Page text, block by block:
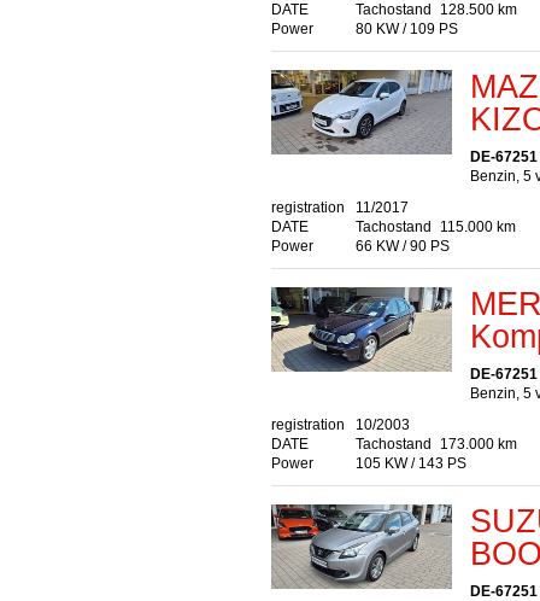
DATE
Tachostand
128.500 km
Power
80 KW / 109 PS
DE-
Benzin, 5
registration
DATE
11/2017
Tachostand
115.000 km
Power
66 KW / 90 PS
DE-
Benzin, 5
registration
DATE
10/2003
Tachostand
173.000 km
Power
105 KW / 143 PS
DE-